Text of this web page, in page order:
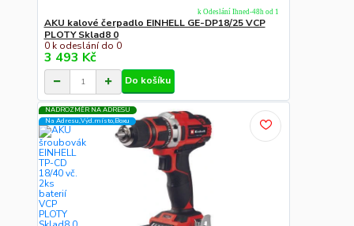
AKU kalové čerpadlo EINHELL GE-DP18/25 VCP
PLOTY Sklad8 0
0 k odeslání do 0
3 493 Kč
k Odeslání Ihned-48h od 1
Do košíku
NADROZMĚR NA ADRESU
Na Adresu,Výd.místo,Boxu